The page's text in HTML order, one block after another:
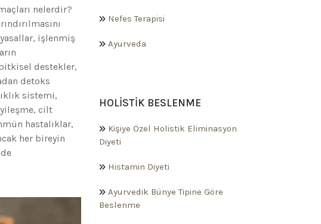
nelerdir?
işlenmiş
destekler,
detoks
sistemi,
cilt
hastalıklar,
her bireyin
Nefes Terapisi
Ayurveda
HOLISTIK BESLENME
Kişiye Özel Holistik Eliminasyon
Diyeti
Histamin Diyeti
Ayurvedik Bünye Tipine Göre
Beslenme